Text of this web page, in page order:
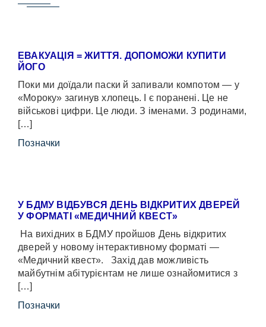
ЕВАКУАЦІЯ = ЖИТТЯ. ДОПОМОЖИ КУПИТИ
ЙОГО
Поки ми доїдали паски й запивали компотом — у
«Мороку» загинув хлопець. І є поранені. Це не
військові цифри. Це люди. З іменами. З родинами,
[…]
Позначки
У БДМУ ВІДБУВСЯ ДЕНЬ ВІДКРИТИХ ДВЕРЕЙ
У ФОРМАТІ «МЕДИЧНИЙ КВЕСТ»
На вихідних в БДМУ пройшов День відкритих
дверей у новому інтерактивному форматі —
«Медичний квест». Захід дав можливість
майбутнім абітурієнтам не лише ознайомитися з
[…]
Позначки